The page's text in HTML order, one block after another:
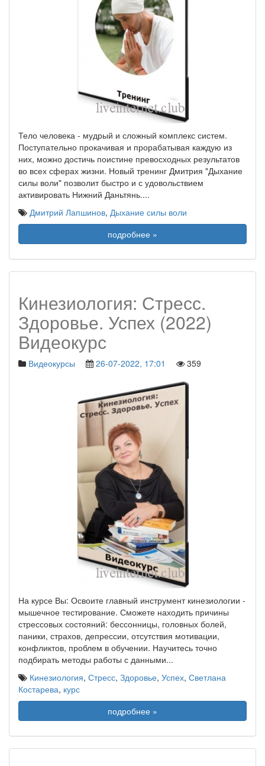
Тело человека - мудрый и сложный комплекс систем.
Поступательно прокачивая и прорабатывая каждую из
них, можно достичь поистине превосходных результатов
во всех сферах жизни. Новый тренинг Дмитрия "Дыхание
силы воли" позволит быстро и с удовольствием
активировать Нижний Даньтянь....
Дмитрий Лапшинов, Дыхание силы воли
подробнее »
Кинезиология: Стресс.
Здоровье. Успех (2022)
Видеокурс
Видеокурсы 26-07-2022, 17:01 359
На курсе Вы: Освоите главный инструмент кинезиологии -
мышечное тестирование. Сможете находить причины
стрессовых состояний: бессонницы, головных болей,
паники, страхов, депрессии, отсутствия мотивации,
конфликтов, проблем в обучении. Научитесь точно
подбирать методы работы с данными...
Кинезиология, Стресс, Здоровье, Успех, Светлана
Костарева, курс
подробнее »